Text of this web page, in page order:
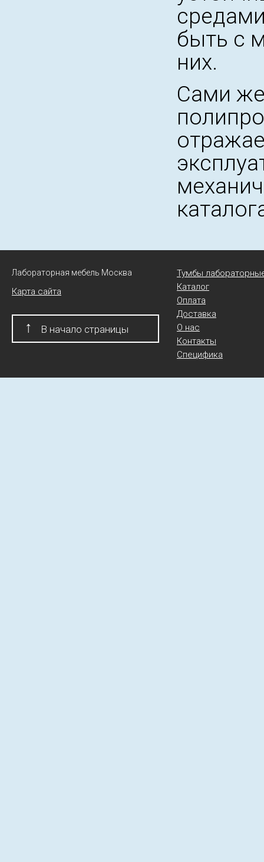
быть с
них.
Сами
Лабораторная мебель Москва
Карта сайта
↑ В начало страницы
Тумбы
Каталог
Оплата
Доставка
О нас
Контакты
Специфика